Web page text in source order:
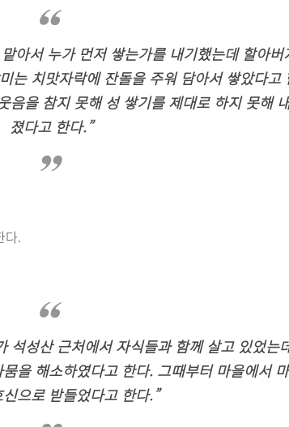
아서 누가 먼저 쌓는가를 내기했는데 할아버
는 치맛자락에 잔돌을 주워 담아서 쌓았다고
음을 참지 못해 성 쌓기를 제대로 하지 못해
졌다고 한다.”
다.
석성산 근처에서 자식들과 함께 살고 있었는
을 해소하였다고 한다. 그때부터 마을에서
으로 받들었다고 한다.”